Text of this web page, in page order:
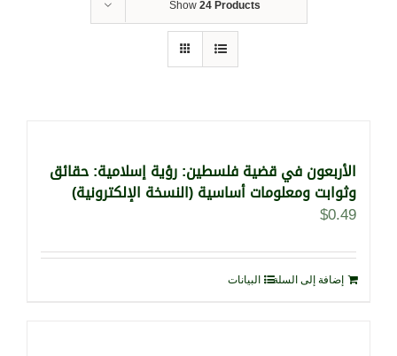
Show 24 Products
الأربعون في قضية فلسطين: رؤية إسلامية: حقائق
وثوابت ومعلومات أساسية (النسخة الإلكترونية)
$0.49
إضافة إلى السلة البيانات